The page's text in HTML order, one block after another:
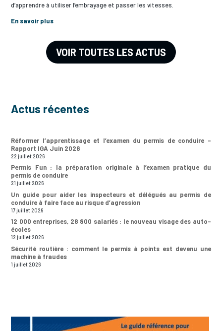
d’apprendre à utiliser l’embrayage et passer les vitesses.
En savoir plus
VOIR TOUTES LES ACTUS
Actus récentes
Réformer l’apprentissage et l’examen du permis de conduire –
Rapport IGA Juin 2026
22 juillet 2026
Permis Fun : la préparation originale à l’examen pratique du
permis de conduire
21 juillet 2026
Un guide pour aider les inspecteurs et délégués au permis de
conduire à faire face au risque d’agression
17 juillet 2026
12 000 entreprises, 28 800 salariés : le nouveau visage des auto-
écoles
12 juillet 2026
Sécurité routière : comment le permis à points est devenu une
machine à fraudes
1 juillet 2026